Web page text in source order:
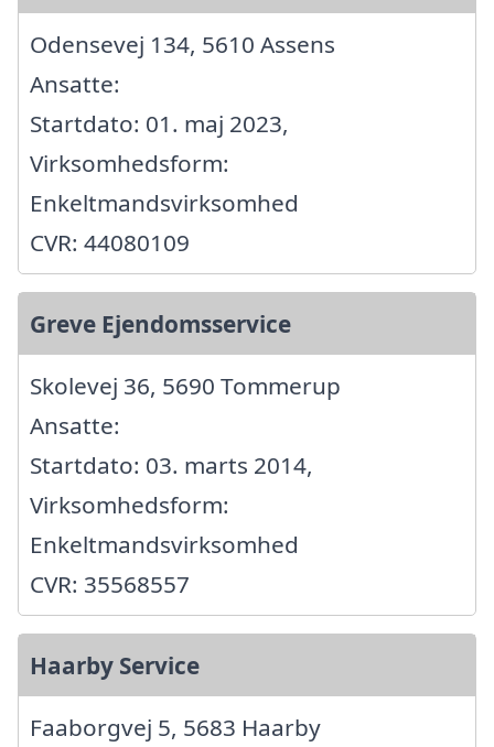
Odensevej 134, 5610 Assens
Ansatte:
Startdato: 01. maj 2023,
Virksomhedsform:
Enkeltmandsvirksomhed
CVR: 44080109
Greve Ejendomsservice
Skolevej 36, 5690 Tommerup
Ansatte:
Startdato: 03. marts 2014,
Virksomhedsform:
Enkeltmandsvirksomhed
CVR: 35568557
Haarby Service
Faaborgvej 5, 5683 Haarby